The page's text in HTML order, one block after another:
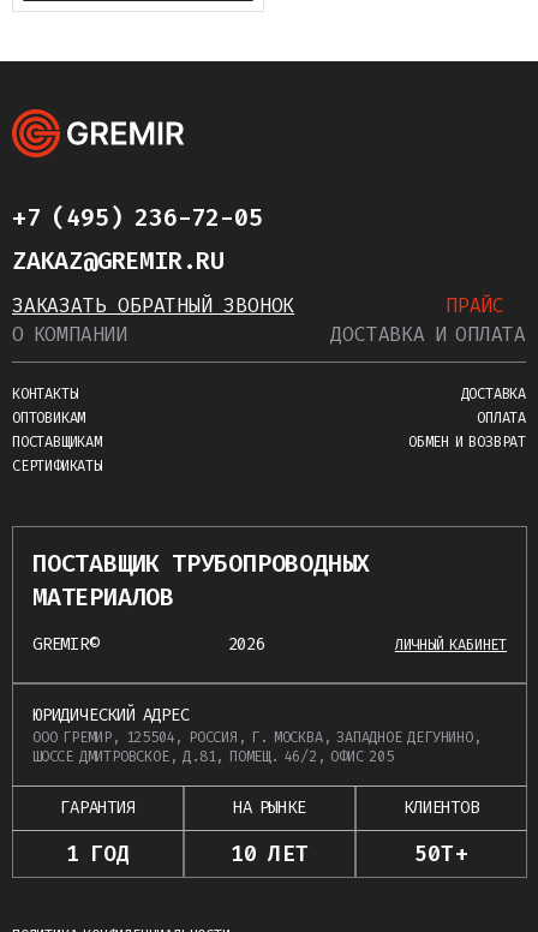
+7 (495) 236-72-05
ZAKAZ@GREMIR.RU
ЗАКАЗАТЬ ОБРАТНЫЙ ЗВОНОК
ПРАЙС
О КОМПАНИИ
КОНТАКТЫ
ОПТОВИКАМ
ПОСТАВЩИКАМ
СЕРТИФИКАТЫ
ДОСТАВКА И ОПЛАТА
ДОСТАВКА
ОПЛАТА
ОБМЕН И ВОЗВРАТ
ПОСТАВЩИК ТРУБОПРОВОДНЫХ
МАТЕРИАЛОВ
GREMIR© 2026 ЛИЧНЫЙ КАБИНЕТ
ЮРИДИЧЕСКИЙ АДРЕС
ООО ГРЕМИР, 125504, РОССИЯ, Г. МОСКВА, ЗАПАДНОЕ ДЕГУНИНО,
ШОССЕ ДМИТРОВСКОЕ, Д.81, ПОМЕЩ. 46/2, ОФИС 205
ГАРАНТИЯ
1 ГОД
НА РЫНКЕ
10 ЛЕТ
КЛИЕНТОВ
50Т+